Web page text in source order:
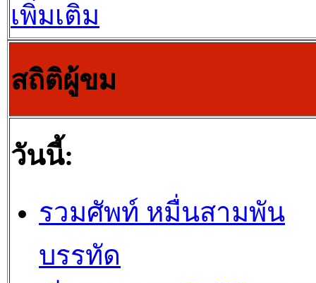
เพิ่มเติม
สถิติผู้ขม
วันนี้:
รวมศัพท์ หมื่นสามพัน
บรรทัด